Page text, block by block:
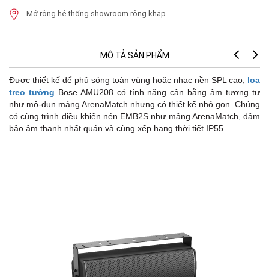
Mở rộng hệ thống showroom rộng khắp.
MÔ TẢ SẢN PHẨM
Được thiết kế để phủ sóng toàn vùng hoặc nhạc nền SPL cao, loa
treo tường Bose AMU208 có tính năng cân bằng âm tương tự
như mô-đun mảng ArenaMatch nhưng có thiết kế nhỏ gọn. Chúng
có cùng trình điều khiển nén EMB2S như mảng ArenaMatch, đảm
bảo âm thanh nhất quán và cùng xếp hạng thời tiết IP55.